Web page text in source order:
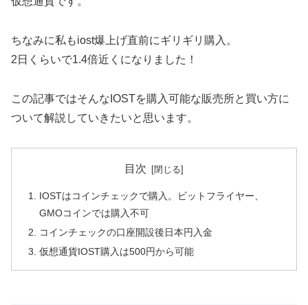
ちなみに私もiost爆上げ直前にギリギリ購入。
2日くらいで1.4倍近くになりました！
この記事ではそんなIOSTを購入可能な販売所と買い方に
ついて解説していきたいと思います。
目次
IOSTはコインチェックで購入。ビットフライヤー、
GMOコインでは購入不可
コインチェックの口座開設後日本円入金
仮想通貨IOST購入は500円から可能